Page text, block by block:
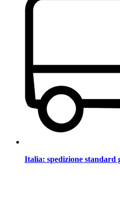
Italia: spedizione standard